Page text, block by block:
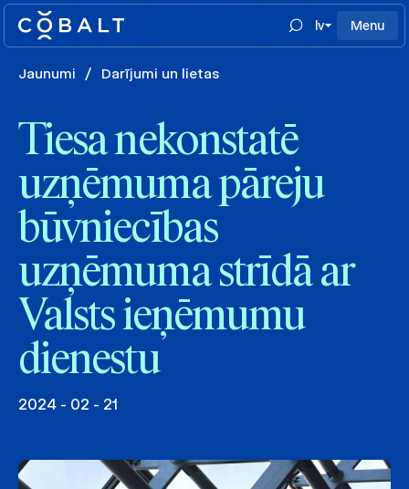
lv Menu
Jaunumi / Darījumi un lietas
Tiesa nekonstatē
uzņēmuma pāreju
būvniecības
uzņēmuma strīdā ar
Valsts ieņēmumu
dienestu
2024 - 02 - 21